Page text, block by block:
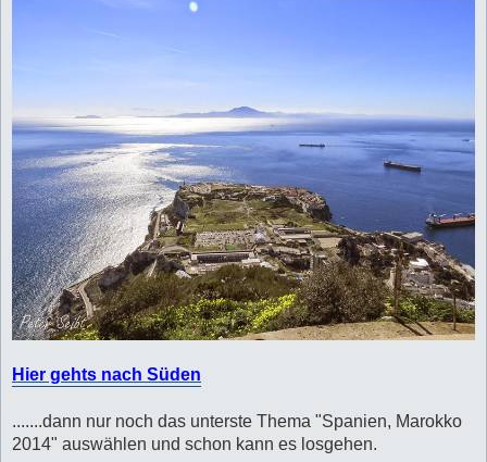
Hier gehts nach Süden
.......dann nur noch das unterste Thema "Spanien, Marokko
2014" auswählen und schon kann es losgehen.